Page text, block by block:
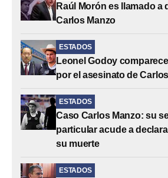
Raúl Morón es llamado a
Carlos Manzo
ESTADOS
Leonel Godoy
por el asesinato de
ESTADOS
Caso Carlos Manzo: su
particular acude a
su muerte
ESTADOS